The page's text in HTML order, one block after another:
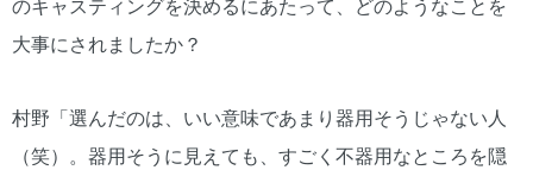
のキャスティングを決めるにあたって、どのようなことを
大事にされましたか？
村野「選んだのは、いい意味であまり器用そうじゃない人
（笑）。器用そうに見えても、すごく不器用なところを隠